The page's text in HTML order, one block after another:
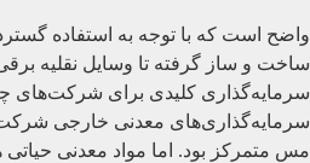
واضح است که با توجه به استفاده
ساخت و ساز گرفته تا وسایل نقلیه
سرمایه‌گذاری کلیدی برای شرکت‌های
مس متمرکز بود. اما مواد معدنی